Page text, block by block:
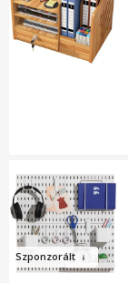
Szponzorált